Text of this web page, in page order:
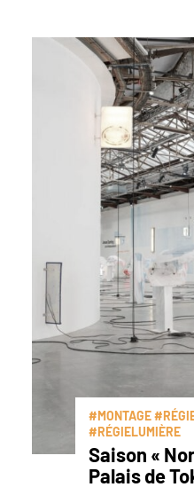
#MONTAGE
#RÉGIELUMIÈRE
Saison «
Palais de